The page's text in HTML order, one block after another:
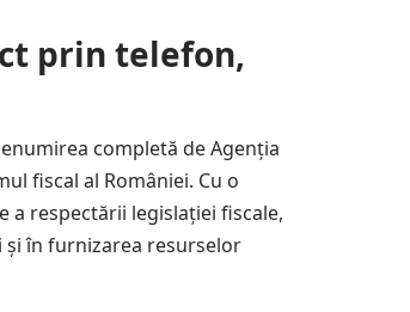
prin telefon,
completă de Agenția
fiscal al României. Cu o
a respectării legislației fiscale,
și în furnizarea resurselor